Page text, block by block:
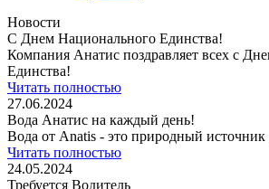
Новости
C Днем Национального Единства!
Компания Анатис поздравляет всех с
Единства!
Читать полностью
27.06.2024
Вода Анатис на каждый день!
Вода от Anatis - это природный источник
Читать полностью
24.05.2024
Требуется Водитель